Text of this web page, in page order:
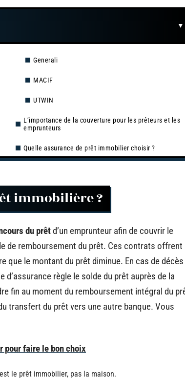
Generali
MACIF
UTWIN
L’importance de la couverture pour les prêteurs et les
emprunteurs
Quelle assurance de prêt immobilier choisir ?
immobilière ?
du prêtd’un emprunteur afin de couvrir le
de remboursement du prêt. Ces contrats offrent
que le montant du prêt diminue. En cas de
d’assurance règle le solde du prêt auprès de la
fin au moment du remboursement intégral du
transfert du prêt vers une autre banque. Vous
pour faire le bon choix
le prêt immobilier, pas la maison.